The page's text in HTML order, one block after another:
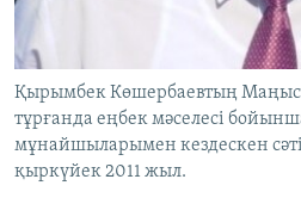
Қырымбек Көшербаевтың
тұрғанда еңбек мәселесі
мұнайшыларымен кездескен
қыркүйек 2011 жыл.